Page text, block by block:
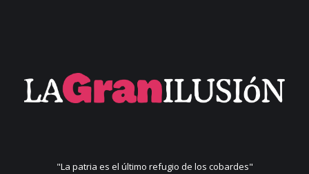
"La patria es el último refugio de los cobardes"